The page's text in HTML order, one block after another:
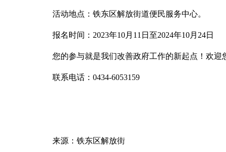
活动地点：铁东区解放街道便民服务中心。
报名时间：2023年10月11日至2024年10月24日
您的参与就是我们改善政府工作的新起点！欢迎
联系电话：0434-6053159
来源：铁东区解放街